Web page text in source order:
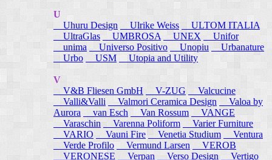
U
Uhuru Design
Ulrike Weiss
ULTOM ITALIA
UltraGlas
UMBROSA UNEX
Unifor
unima
Universo Positivo Unopiu
Urbanature
Urbo
USM Utopia and Utility
V
V&B Fliesen GmbH
V-ZUG
Valcucine
Valli&Valli
Valmori Ceramica Design
Valoa by
Aurora
van Esch Van Rossum
VANGE
Varaschin
Varenna Poliform
Varier Furniture
VARIO
Vauni Fire Venetia Studium
Ventura
Verde Profilo
Vermund Larsen
VEROB
VERONESE
Verpan Verso Design
Vertigo